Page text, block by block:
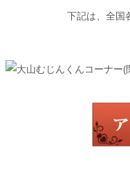
下記は、全国